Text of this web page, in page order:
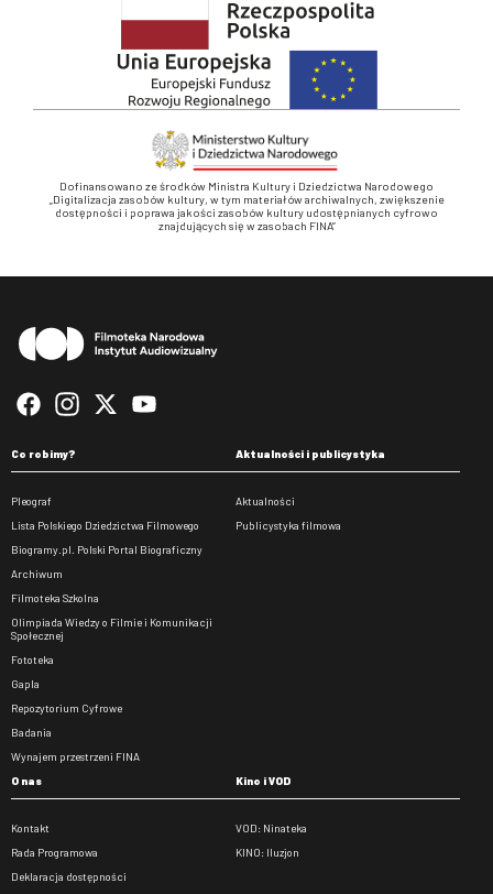
Dofinansowano ze środków Ministra Kultury i Dziedzictwa Narodowego
„Digitalizacja zasobów kultury, w tym materiałów archiwalnych, zwiększenie
dostępności i poprawa jakości zasobów kultury udostępnianych cyfrowo
znajdujących się w zasobach FINA”
Co robimy?
Pleograf
Lista Polskiego Dziedzictwa Filmowego
Biogramy.pl. Polski Portal Biograficzny
Archiwum
Filmoteka Szkolna
Olimpiada Wiedzy o Filmie i Komunikacji
Społecznej
Fototeka
Gapla
Repozytorium Cyfrowe
Badania
Wynajem przestrzeni FINA
Aktualności i publicystyka
Aktualności
Publicystyka filmowa
O nas
Kontakt
Rada Programowa
Deklaracja dostępności
Kino i VOD
VOD: Ninateka
KINO: Iluzjon